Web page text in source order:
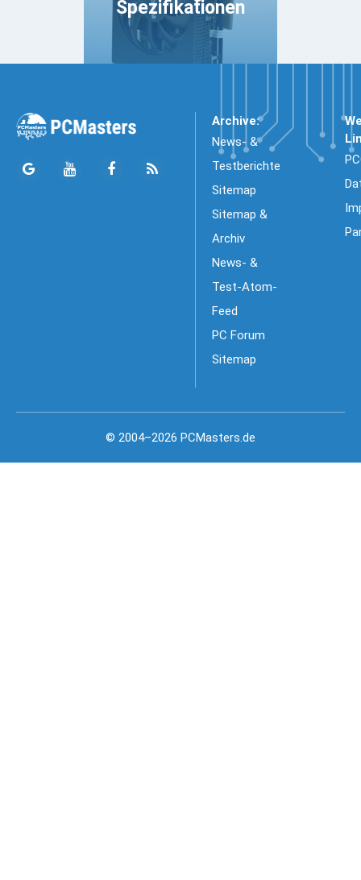
Spezifikationen
Archive:
News- &
Testberichte
Sitemap
Sitemap &
Archiv
News- &
Test-Atom-
Feed
PC Forum
Sitemap
© 2004–2026 PCMasters.de